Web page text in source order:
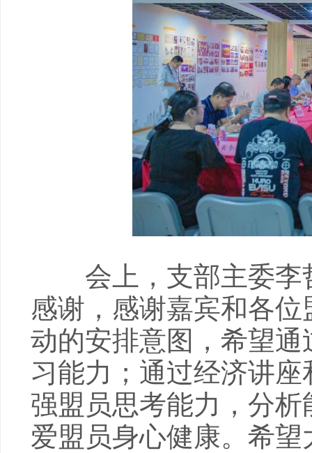
会上，支部主委李
感谢，感谢嘉宾和各
动的安排意图，希望
习能力；通过经济讲
强盟员思考能力，分
爱盟员身心健康。希